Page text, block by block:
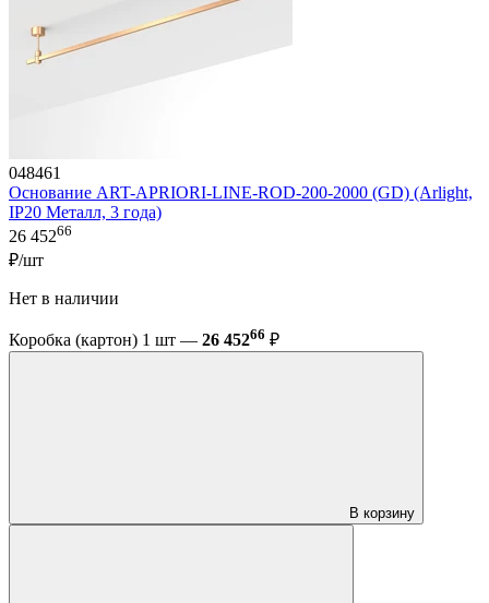
048461
Основание ART-APRIORI-LINE-ROD-200-2000 (GD) (Arlight,
IP20 Металл, 3 года)
26 45266
₽/шт
Нет в наличии
Коробка (картон) 1 шт — 26 45266 ₽
В корзину